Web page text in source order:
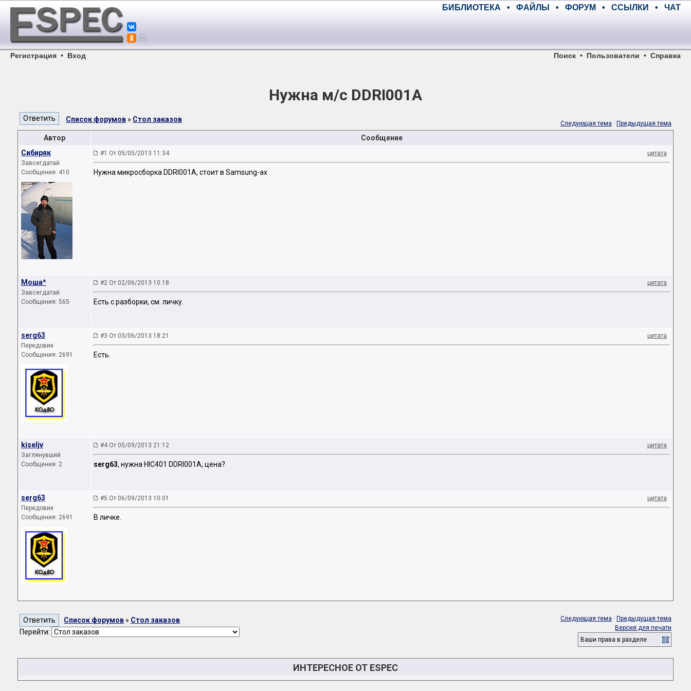
БИБЛИОТЕКА • ФАЙЛЫ • ФОРУМ • ССЫЛКИ • ЧАТ
Регистрация • Вход Поиск • Пользователи • Справка
Нужна м/с DDRI001A
Список форумов » Стол заказов Следующая тема · Предыдущая тема
Автор
Сообщение
Сибиряк
Завсегдатай
Сообщения: 410
#1 От 05/05/2013 11:34 цитата
Нужна микросборка DDRI001A, стоит в Samsung-ах
Моша*
Завсегдатай
Сообщения: 565
#2 От 02/06/2013 10:18 цитата
Есть с разборки, см. личку.
serg63
Передовик
Сообщения: 2691
#3 От 03/06/2013 18:21 цитата
Есть.
kiseljv
Заглянувший
Сообщения: 2
#4 От 05/09/2013 21:12 цитата
serg63, нужна HIC401 DDRI001А, цена?
serg63
Передовик
Сообщения: 2691
#5 От 06/09/2013 10:01 цитата
В личке.
Список форумов » Стол заказов
Перейти:
Следующая тема · Предыдущая тема
Версия для печати
Ваши права в разделе
ИНТЕРЕСНОЕ ОТ ESPEC